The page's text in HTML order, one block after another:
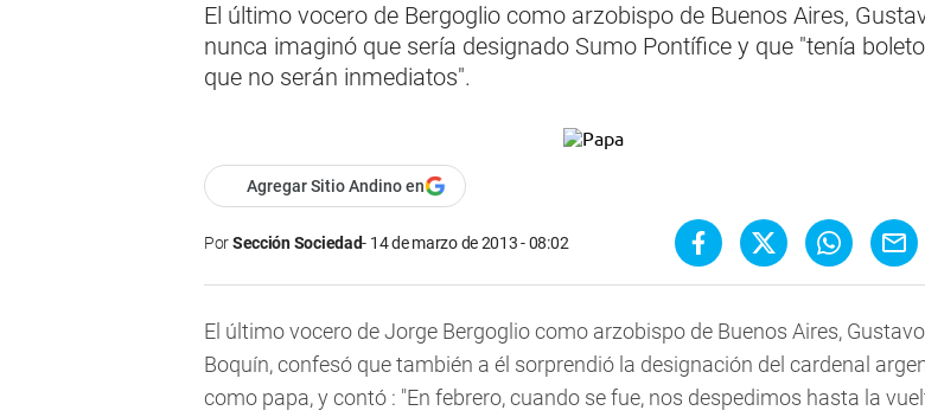
El último vocero de Bergoglio como arzobispo de Buenos Aires,
nunca imaginó que sería designado Sumo Pontífice y que "tenía
que no serán inmediatos".
Agregar Sitio Andino en
PorSección Sociedad 14 de marzo de 2013 - 08:02
El último vocero de Jorge Bergoglio como arzobispo de Buenos Aires, Gustavo
Boquín, confesó que también a él sorprendió la designación del cardenal
como papa, y contó : "En febrero, cuando se fue, nos despedimos hasta la